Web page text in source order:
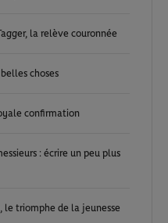
la relève couronnée
choses
confirmation
: écrire un peu plus
le triomphe de la jeunesse